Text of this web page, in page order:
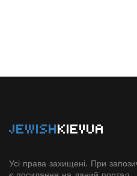
JEWISHKIEVUA
Усі права захищені. При